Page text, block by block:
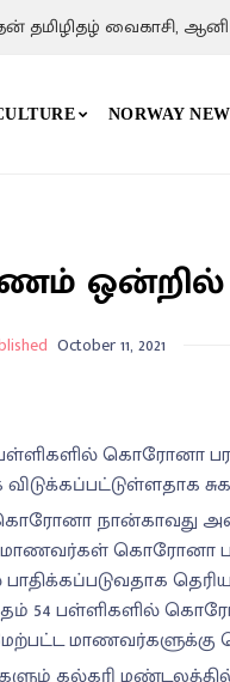
தமிழிதழ் வைகாசி, ஆனி
NORWAY
ஒன்றில்
October 11, 2021
கொரோனா
நான்காவது
கொரோனா
54 பள்ளிகளில்
மாணவர்களுக்கு